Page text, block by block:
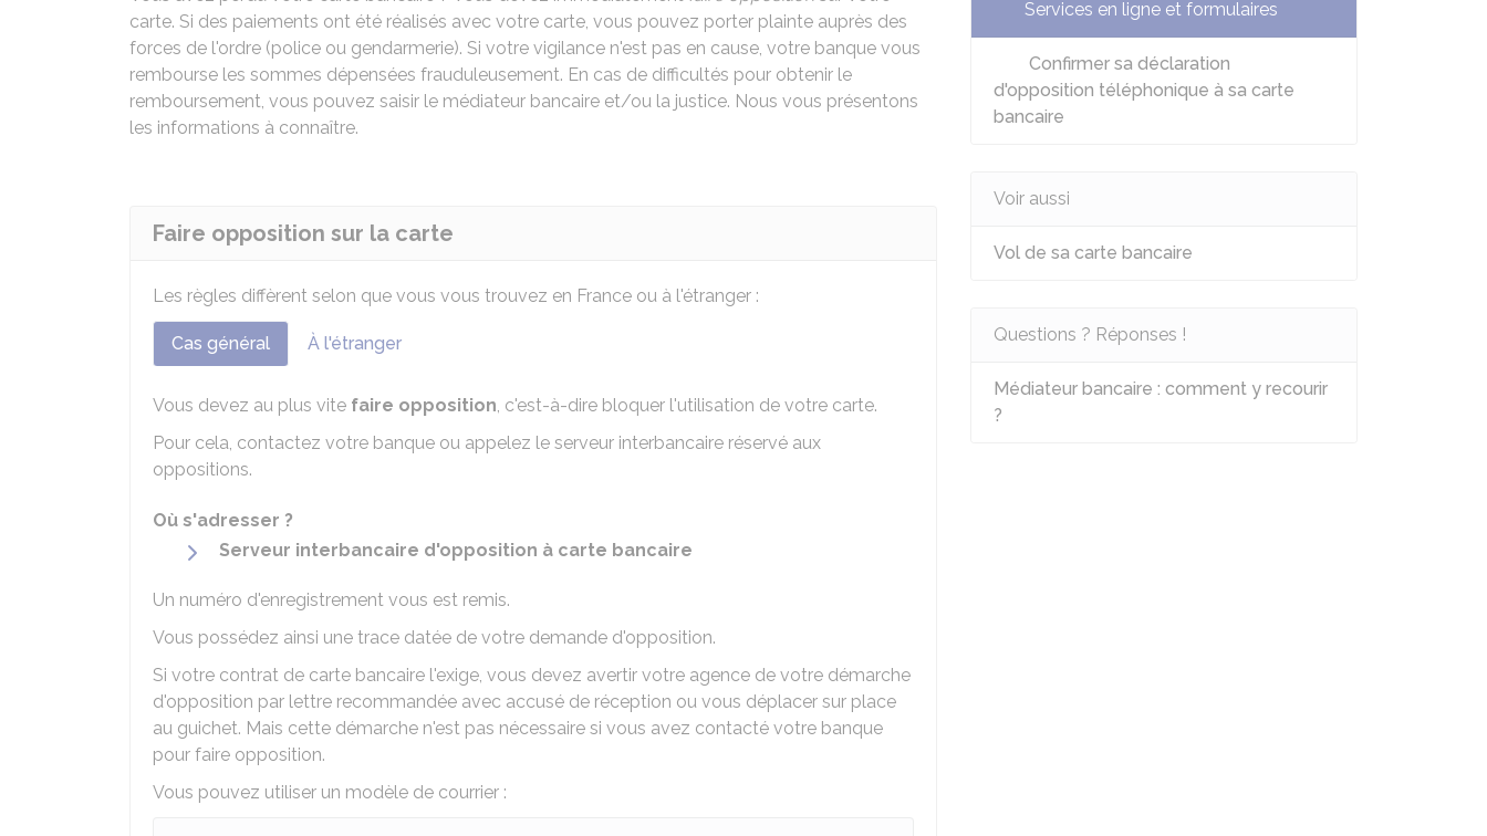
carte. Si des paiements ont été réalisés avec votre carte, vous pouvez porter plainte auprès des
forces de l'ordre (police ou gendarmerie). Si votre vigilance n'est pas en cause, votre banque vous
rembourse les sommes dépensées frauduleusement. En cas de difficultés pour obtenir le
remboursement, vous pouvez saisir le médiateur bancaire et/ou la justice. Nous vous présentons
les informations à connaître.
Faire opposition sur la carte
Les règles diffèrent selon que vous vous trouvez en France ou à l'étranger :
Cas général À l'étranger
Vous devez au plus vite faire opposition, c'est-à-dire bloquer l'utilisation de votre carte.
Pour cela, contactez votre banque ou appelez le serveur interbancaire réservé aux
oppositions.
Où s'adresser ?
Serveur interbancaire d'opposition à carte bancaire
Un numéro d'enregistrement vous est remis.
Vous possédez ainsi une trace datée de votre demande d'opposition.
Si votre contrat de carte bancaire l'exige, vous devez avertir votre agence de votre démarche
d'opposition par lettre recommandée avec accusé de réception ou vous déplacer sur place
au guichet. Mais cette démarche n'est pas nécessaire si vous avez contacté votre banque
pour faire opposition.
Vous pouvez utiliser un modèle de courrier :
Services en ligne et formulaires
Confirmer sa déclaration
d'opposition téléphonique à sa carte
bancaire
Voir aussi
Vol de sa carte bancaire
Questions ? Réponses !
Médiateur bancaire : comment y recourir
?